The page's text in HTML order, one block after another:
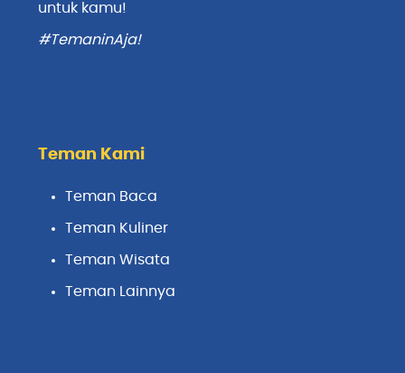
untuk kamu!
#TemaninAja!
Teman Kami
Teman Baca
Teman Kuliner
Teman Wisata
Teman Lainnya